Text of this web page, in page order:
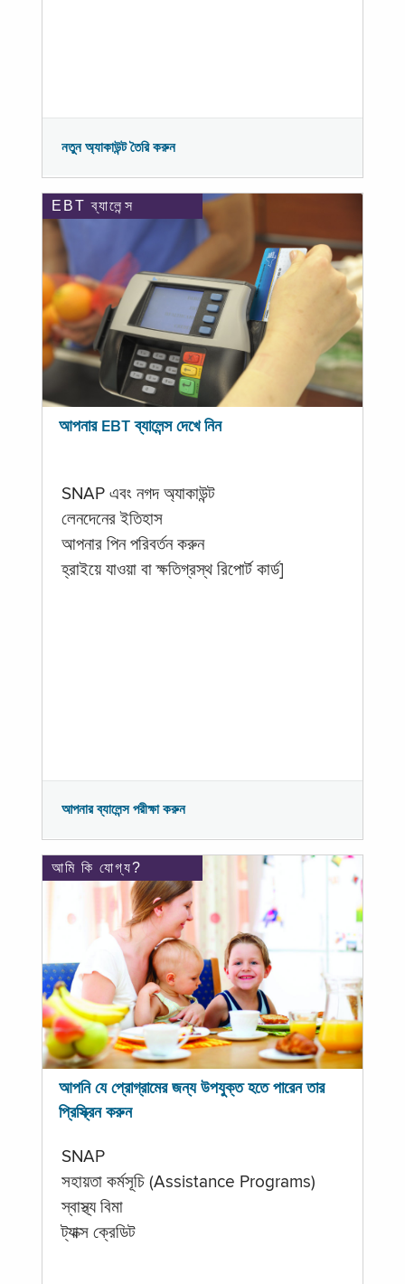
নতুন অ্যাকাউন্ট তৈরি করুন
EBT ব্যালেন্স
আপনার EBT ব্যালেন্স দেখে নিন
SNAP এবং নগদ অ্যাকাউন্ট
লেনদেনের ইতিহাস
আপনার পিন পরিবর্তন করুন
হ্রাইয়ে যাওয়া বা ক্ষতিগ্রস্থ রিপোর্ট কার্ড]
আপনার ব্যালেন্স পরীক্ষা করুন
আমি কি যোগ্য?
আপনি যে প্রোগ্রামের জন্য উপযুক্ত হতে পারেন তার
প্রিস্ক্রিন করুন
SNAP
সহায়তা কর্মসূচি (Assistance Programs)
স্বাস্থ্য বিমা
ট্যাক্স ক্রেডিট